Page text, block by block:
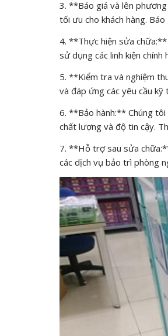
3. **Báo giá và lên
tối ưu cho khách hàng.
4. **Thực hiện sửa chữa:**
sử dụng các linh kiện
5. **Kiểm tra và nghiệm
và đáp ứng các yêu cầu kỹ
6. **Bảo hành:** Chúng tôi
chất lượng và độ tin cậy.
7. **Hỗ trợ sau sửa
các dịch vụ bảo trì phòng